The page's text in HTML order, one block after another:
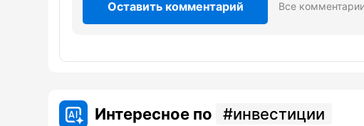
Оставить комментарий Все
Интересное по инвестиции